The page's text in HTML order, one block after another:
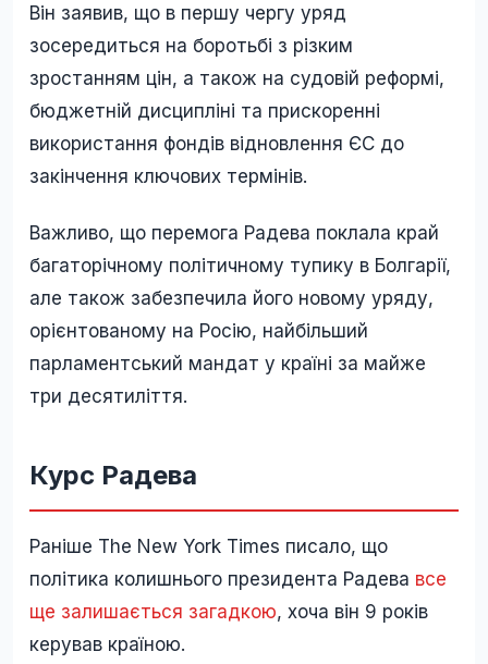
Він заявив, що в першу чергу уряд
зосередиться на боротьбі з різким
зростанням цін, а також на судовій реформі,
бюджетній дисципліні та прискоренні
використання фондів відновлення ЄС до
закінчення ключових термінів.
Важливо, що перемога Радева поклала край
багаторічному політичному тупику в Болгарії,
але також забезпечила його новому уряду,
орієнтованому на Росію, найбільший
парламентський мандат у країні за майже
три десятиліття.
Курс Радева
Раніше The New York Times писало, що
політика колишнього президента Радева все
ще залишається загадкою, хоча він 9 років
керував країною.